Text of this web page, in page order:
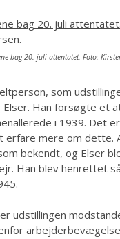
bag 20. juli attentatet. Foto:
som
Elser. Han forsøgte et
i 1939. Det
erfare mere om dette.
bekendt, og Elser
Han blev henrettet
udstillingen